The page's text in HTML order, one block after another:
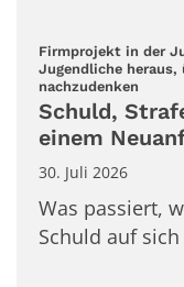
Firmprojekt in der
Jugendliche heraus,
nachzudenken
Schuld,
einem
30. Juli 2026
Was passiert,
Schuld auf sich